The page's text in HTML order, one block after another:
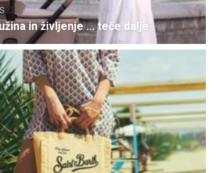
in življenje ... teče dalje